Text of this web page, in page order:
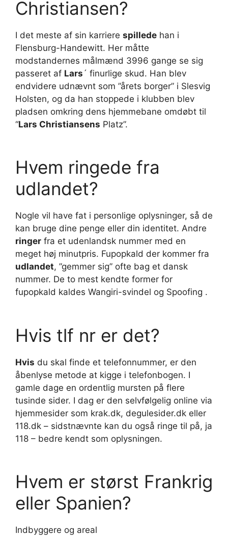
Christiansen?
I det meste af sin karriere spillede han i
Flensburg-Handewitt. Her måtte
modstandernes målmænd 3996 gange se sig
passeret af Lars ´ finurlige skud. Han blev
endvidere udnævnt som ”årets borger” i Slesvig
Holsten, og da han stoppede i klubben blev
pladsen omkring dens hjemmebane omdøbt til
“Lars Christiansens Platz”.
Hvem ringede fra
udlandet?
Nogle vil have fat i personlige oplysninger, så de
kan bruge dine penge eller din identitet. Andre
ringer fra et udenlandsk nummer med en
meget høj minutpris. Fupopkald der kommer fra
udlandet, ”gemmer sig” ofte bag et dansk
nummer. De to mest kendte former for
fupopkald kaldes Wangiri-svindel og Spoofing .
Hvis tlf nr er det?
Hvis du skal finde et telefonnummer, er den
åbenlyse metode at kigge i telefonbogen. I
gamle dage en ordentlig mursten på flere
tusinde sider. I dag er den selvfølgelig online via
hjemmesider som krak.dk, degulesider.dk eller
118.dk – sidstnævnte kan du også ringe til på, ja
118 – bedre kendt som oplysningen.
Hvem er størst Frankrig
eller Spanien?
Indbyggere og areal